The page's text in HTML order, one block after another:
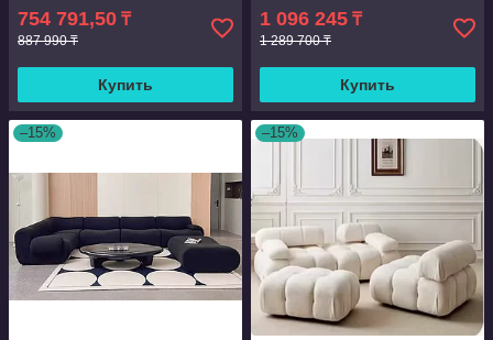
754 791,50 ₸
887 990 ₸
Купить
1 096 245 ₸
1 289 700 ₸
Купить
–15% –15%